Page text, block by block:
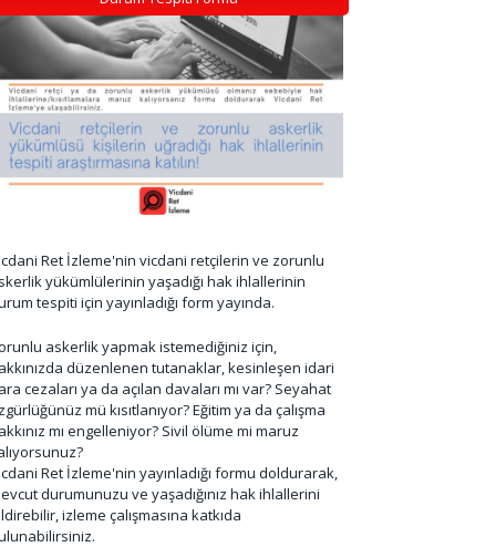
Ret İzleme'nin vicdani retçilerin ve zorunlu
yükümlülerinin yaşadığı hak ihlallerinin
tespiti için yayınladığı form yayında.
askerlik yapmak istemediğiniz için,
düzenlenen tutanaklar, kesinleşen idari
cezaları ya da açılan davaları mı var? Seyahat
mü kısıtlanıyor? Eğitim ya da çalışma
mı engelleniyor? Sivil ölüme mi maruz
Ret İzleme'nin yayınladığı formu doldurarak,
durumunuzu ve yaşadığınız hak ihlallerini
izleme çalışmasına katkıda